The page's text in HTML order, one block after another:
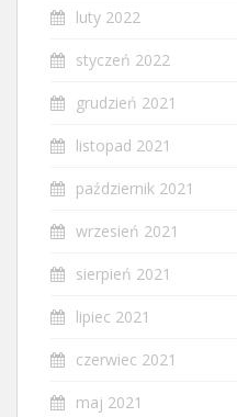
luty 2022
styczeń 2022
grudzień 2021
listopad 2021
październik 2021
wrzesień 2021
sierpień 2021
lipiec 2021
czerwiec 2021
maj 2021